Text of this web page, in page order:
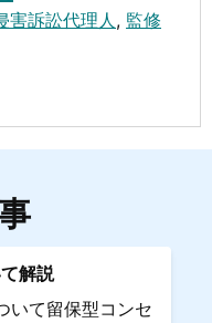
害訴訟代理人, 監修
解説
いて留保型コンセ